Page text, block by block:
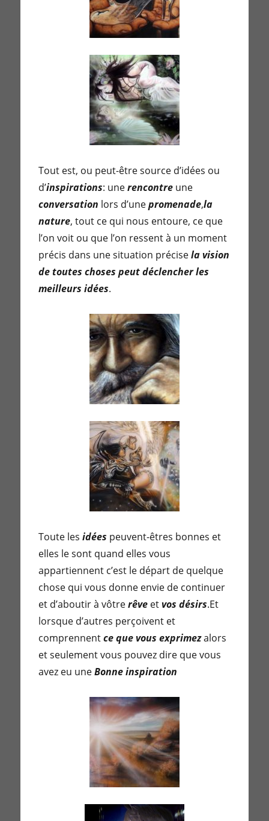
Tout est, ou peut-être source d’idées ou
d’inspirations: unerencontre une
conversation lors d’unepromenade,la
nature, tout ce qui nous entoure, ce que
l’on voit ou que l’on ressent à un moment
précis dans une situation précisela vision
de toutes choses peut déclencher les
meilleurs idées.
Toute les idées peuvent-êtres bonnes et
elles le sont quand elles vous
appartiennent c’est le départ de quelque
chose qui vous donne envie de continuer
et d’aboutir à vôtrerêve etvos désirs.Et
lorsque d’autres perçoivent et
comprennentce que vous exprimezalors
et seulement vous pouvez dire que vous
avez eu uneBonne inspiration